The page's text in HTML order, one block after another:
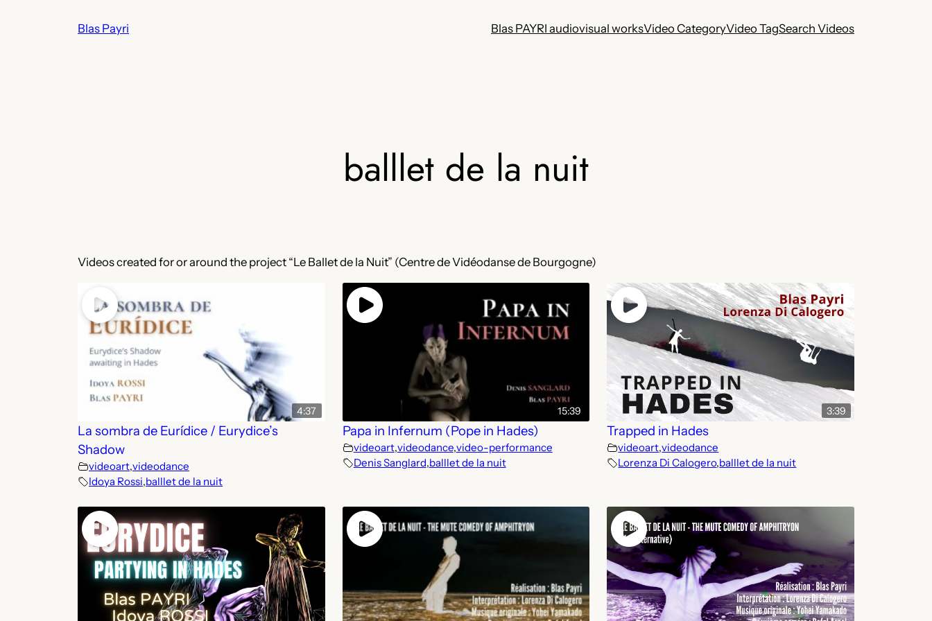
Blas Payri Blas PAYRI audiovisual worksVideo CategoryVideo TagSearch Videos
balllet de la nuit
Videos created for or around the project “Le Ballet de la Nuit” (Centre de Vidéodanse de Bourgogne)
4:37
La sombra de Eurídice / Eurydice’s
Shadow
videoart,videodance
Idoya Rossi,balllet de la nuit
15:39
Papa in Infernum (Pope in Hades)
videoart,videodance,video-performance
Denis Sanglard,balllet de la nuit
3:39
Trapped in Hades
videoart,videodance
Lorenza Di Calogero,balllet de la nuit